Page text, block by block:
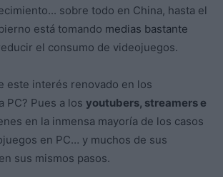
sobre todo en China, hasta el
está tomando medias bastante
el consumo de videojuegos.
este interés renovado en los
PC? Pues a los youtubers, streamers e
en la inmensa mayoría de los casos
en PC… y muchos de sus
sus mismos pasos.